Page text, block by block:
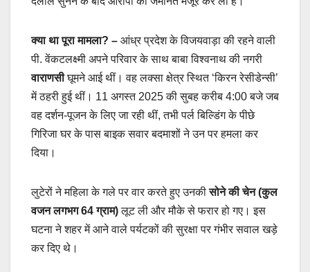
क्या था पूरा मामला? – आंध्र प्रदेश के विजयवाड़ा की रहने वाली
पी. वेंकटलक्ष्मी अपने परिवार के साथ बाबा विश्वनाथ की नगरी
वाराणसीघूमने आई थीं। वह लक्सा क्षेत्र स्थित ‘किरन रेसीडेन्सी’
में ठहरी हुई थीं। 11 अगस्त 2025 की सुबह करीब 4:00 बजे जब
वह दर्शन-पूजन के लिए जा रही थीं, तभी पर्ल बिल्डिंग के पीछे
गिरिजा घर के पास बाइक सवार बदमाशों ने उन पर हमला कर
दिया।
लुटेरों ने महिला के गले पर वार करते हुए उनकीसोने की चेन (कुल
वजन लगभग 64 ग्राम)लूट ली और मौके से फरार हो गए। इस
घटना ने शहर में आने वाले पर्यटकों की सुरक्षा पर गंभीर सवाल खड़े
कर दिए थे।